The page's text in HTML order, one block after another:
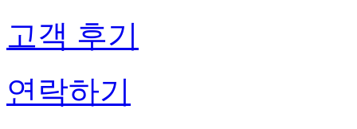
고객 후기
연락하기